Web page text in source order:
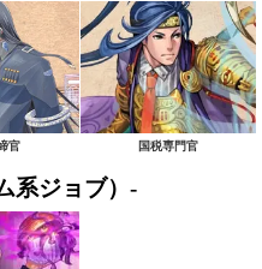
官 国税専門官
系ジョブ）-